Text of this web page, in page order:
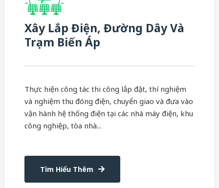
Xây Lắp Điện, Đường Dây Và
Trạm Biến Áp
Thực hiện công tác thi công lắp đặt, thí nghiệm
và nghiệm thu đóng điện, chuyển giao và đưa vào
vận hành hệ thống điện tại các nhà máy điện, khu
công nghiệp, tòa nhà...
Tìm Hiểu Thêm